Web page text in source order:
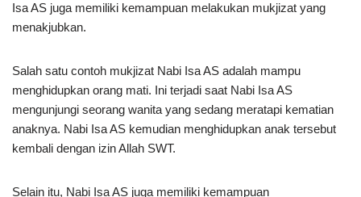
Isa AS juga memiliki kemampuan melakukan mukjizat yang
menakjubkan.
Salah satu contoh mukjizat Nabi Isa AS adalah mampu
menghidupkan orang mati. Ini terjadi saat Nabi Isa AS
mengunjungi seorang wanita yang sedang meratapi kematian
anaknya. Nabi Isa AS kemudian menghidupkan anak tersebut
kembali dengan izin Allah SWT.
Selain itu, Nabi Isa AS juga memiliki kemampuan